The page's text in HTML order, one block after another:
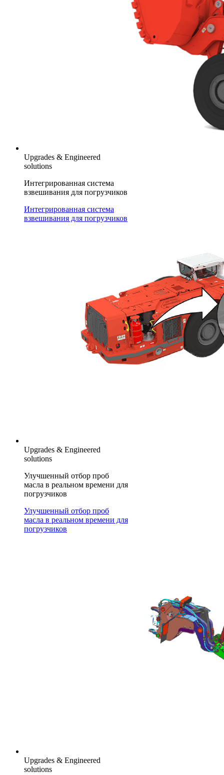
Upgrades & Engineered
solutions
Интегрированная система
взвешивания для погрузчиков
Интегрированная система
взвешивания для погрузчиков
Upgrades & Engineered
solutions
Улучшенный отбор проб
масла в реальном времени для
погрузчиков
Улучшенный отбор проб
масла в реальном времени для
погрузчиков
Upgrades & Engineered
solutions